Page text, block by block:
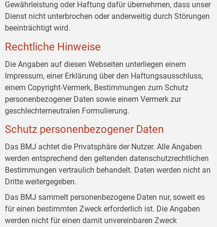
Gewährleistung oder Haftung dafür übernehmen, dass unser
Dienst nicht unterbrochen oder anderweitig durch Störungen
beeinträchtigt wird.
Rechtliche Hinweise
Die Angaben auf diesen Webseiten unterliegen einem
Impressum, einer Erklärung über den Haftungsausschluss,
einem Copyright-Vermerk, Bestimmungen zum Schutz
personenbezogener Daten sowie einem Vermerk zur
geschlechterneutralen Formulierung.
Schutz personenbezogener Daten
Das BMJ achtet die Privatsphäre der Nutzer. Alle Angaben
werden entsprechend den geltenden datenschutzrechtlichen
Bestimmungen vertraulich behandelt. Daten werden nicht an
Dritte weitergegeben.
Das BMJ sammelt personenbezogene Daten nur, soweit es
für einen bestimmten Zweck erforderlich ist. Die Angaben
werden nicht für einen damit unvereinbaren Zweck